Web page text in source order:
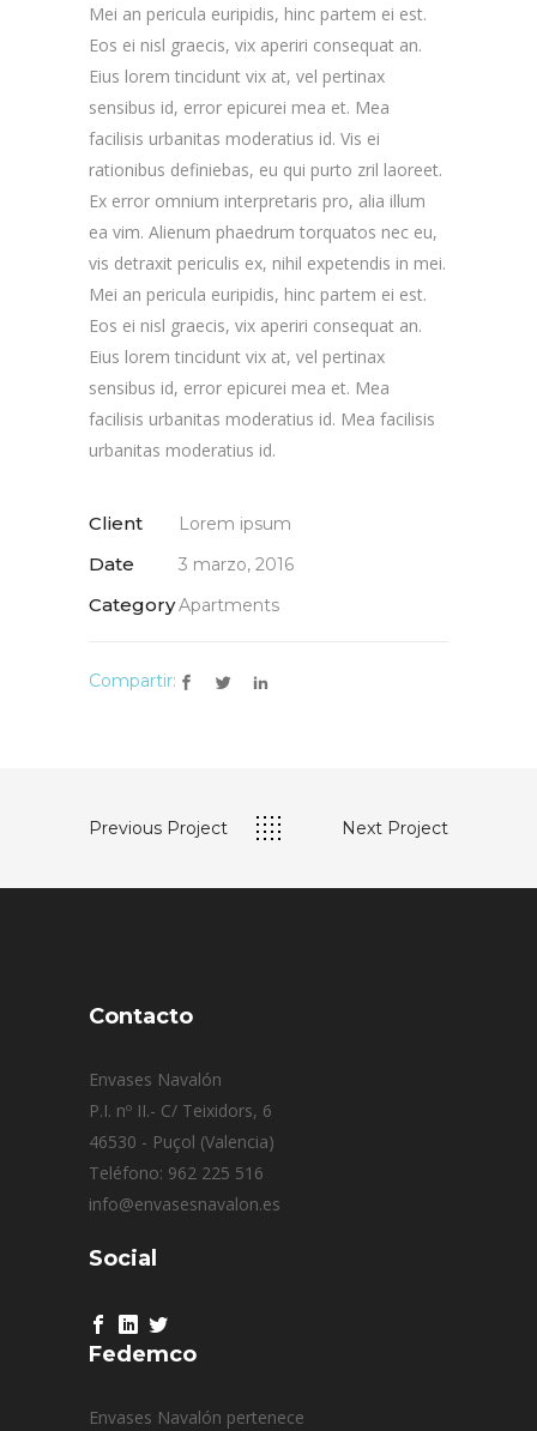
Mei an pericula euripidis, hinc partem ei est.
Eos ei nisl graecis, vix aperiri consequat an.
Eius lorem tincidunt vix at, vel pertinax
sensibus id, error epicurei mea et. Mea
facilisis urbanitas moderatius id. Vis ei
rationibus definiebas, eu qui purto zril laoreet.
Ex error omnium interpretaris pro, alia illum
ea vim. Alienum phaedrum torquatos nec eu,
vis detraxit periculis ex, nihil expetendis in mei.
Mei an pericula euripidis, hinc partem ei est.
Eos ei nisl graecis, vix aperiri consequat an.
Eius lorem tincidunt vix at, vel pertinax
sensibus id, error epicurei mea et. Mea
facilisis urbanitas moderatius id. Mea facilisis
urbanitas moderatius id.
Client Lorem ipsum
Date 3 marzo, 2016
CategoryApartments
Compartir:
Previous Project Next Project
Contacto
Envases Navalón
P.I. nº II.- C/ Teixidors, 6
46530 - Puçol (Valencia)
Teléfono: 962 225 516
info@envasesnavalon.es
Social
Fedemco
Envases Navalón pertenece